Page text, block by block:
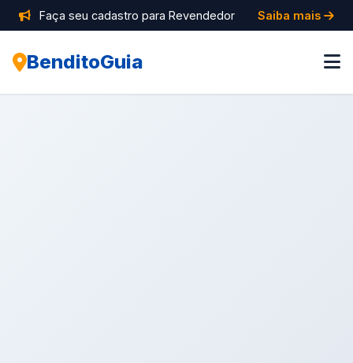
Faça seu cadastro para Revendedor Saiba mais
BenditoGuia